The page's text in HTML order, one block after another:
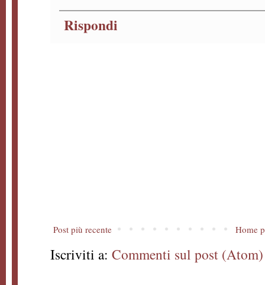
Rispondi
Post più recente Home
Iscriviti a: Commenti sul post (Atom)